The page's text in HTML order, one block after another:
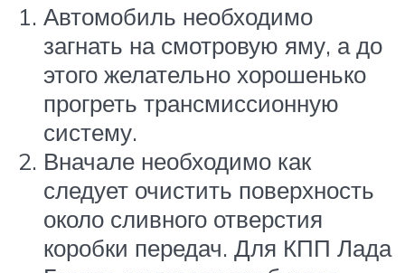
Автомобиль необходимо
загнать на смотровую яму, а до
этого желательно хорошенько
прогреть трансмиссионную
систему.
Вначале необходимо как
следует очистить поверхность
около сливного отверстия
коробки передач. Для КПП Лада